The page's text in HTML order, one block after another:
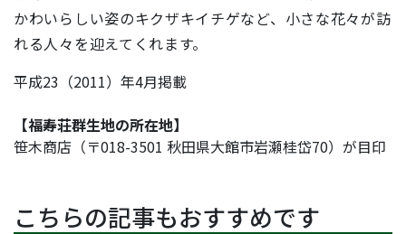
かわいらしい姿のキクザキイチゲなど、小さな花々が訪
れる人々を迎えてくれます。
平成23（2011）年4月掲載
【福寿荘群生地の所在地】
笹木商店（〒018-3501 秋田県大館市岩瀬桂岱70）が目印
こちらの記事もおすすめです